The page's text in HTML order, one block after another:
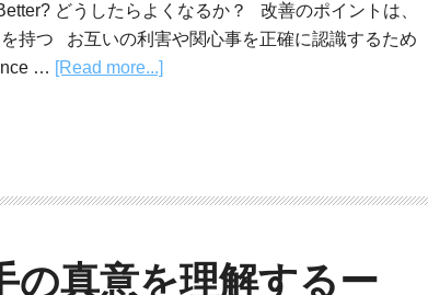
どうしたらよくなるか？ 改善のポイントは、
持つ お互いの利害や関心事を正確に認識するため
… [Read more...]
の真意を理解するー